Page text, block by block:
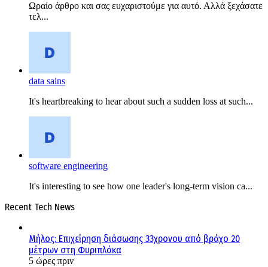
Ωραίο άρθρο και σας ευχαριστούμε για αυτό. Αλλά ξεχάσατε
τελ...
data sains
It's heartbreaking to hear about such a sudden loss at such...
software engineering
It's interesting to see how one leader's long-term vision ca...
Recent Tech News
Μήλος: Επιχείρηση διάσωσης 33χρονου από βράχο 20
μέτρων στη Φυριπλάκα
5 ώρες πριν